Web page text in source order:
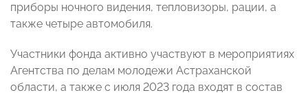
приборы ночного видения, тепловизоры, рации, а
также четыре автомобиля.
Участники фонда активно участвуют в мероприятиях
Агентства по делам молодежи Астраханской
области, а также с июля 2023 года входят в состав